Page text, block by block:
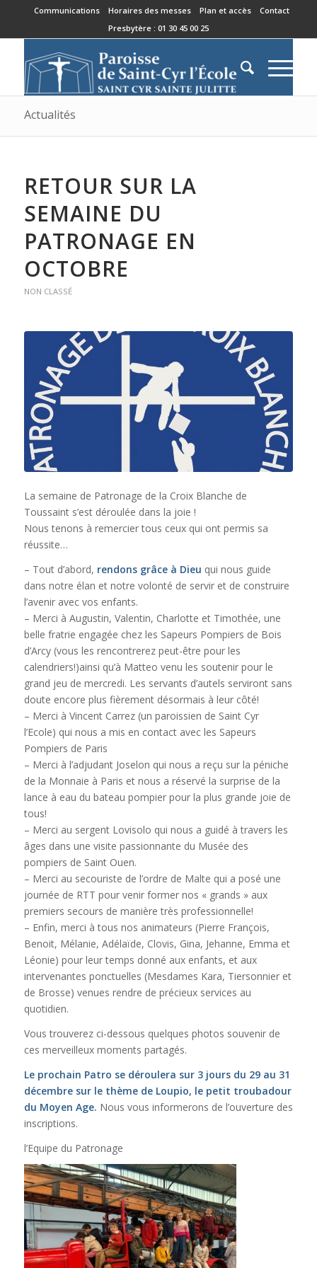
Communications Horaires des messes Plan et accès
Contact
Presbytère : 01 30 45 00 25
Actualités
RETOUR SUR LA
SEMAINE DU
PATRONAGE EN
OCTOBRE
NON CLASSÉ
La semaine de Patronage de la Croix Blanche de
Toussaint s’est déroulée dans la joie !
Nous tenons à remercier tous ceux qui ont permis sa
réussite…
– Tout d’abord, rendons grâce à Dieu qui nous guide
dans notre élan et notre volonté de servir et de construire
l’avenir avec vos enfants.
– Merci à Augustin, Valentin, Charlotte et Timothée, une
belle fratrie engagée chez les Sapeurs Pompiers de Bois
d’Arcy (vous les rencontrerez peut-être pour les
calendriers!)ainsi qu’à Matteo venu les soutenir pour le
grand jeu de mercredi. Les servants d’autels serviront sans
doute encore plus fièrement désormais à leur côté!
– Merci à Vincent Carrez (un paroissien de Saint Cyr
l’Ecole) qui nous a mis en contact avec les Sapeurs
Pompiers de Paris
– Merci à l’adjudant Joselon qui nous a reçu sur la péniche
de la Monnaie à Paris et nous a réservé la surprise de la
lance à eau du bateau pompier pour la plus grande joie de
tous!
– Merci au sergent Lovisolo qui nous a guidé à travers les
âges dans une visite passionnante du Musée des
pompiers de Saint Ouen.
– Merci au secouriste de l’ordre de Malte qui a posé une
journée de RTT pour venir former nos « grands » aux
premiers secours de manière très professionnelle!
– Enfin, merci à tous nos animateurs (Pierre François,
Benoit, Mélanie, Adélaïde, Clovis, Gina, Jehanne, Emma et
Léonie) pour leur temps donné aux enfants, et aux
intervenantes ponctuelles (Mesdames Kara, Tiersonnier et
de Brosse) venues rendre de précieux services au
quotidien.
Vous trouverez ci-dessous quelques photos souvenir de
ces merveilleux moments partagés.
Le prochain Patro se déroulera sur 3 jours du 29 au 31
décembre sur le thème de Loupio, le petit troubadour
du Moyen Age. Nous vous informerons de l’ouverture des
inscriptions.
l’Equipe du Patronage